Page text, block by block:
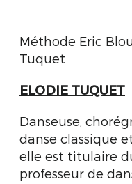
Méthode Eric
Tuquet
ELODIE TUQUET
Danseuse,
danse classique
elle est titulaire
professeur de